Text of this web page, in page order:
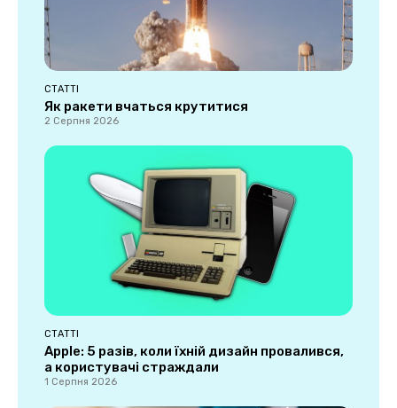
СТАТТІ
Як ракети вчаться крутитися
2 Серпня 2026
СТАТТІ
Apple: 5 разів, коли їхній дизайн провалився,
а користувачі страждали
1 Серпня 2026